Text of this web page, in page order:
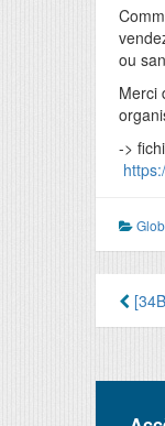
ou
Merci
->
de